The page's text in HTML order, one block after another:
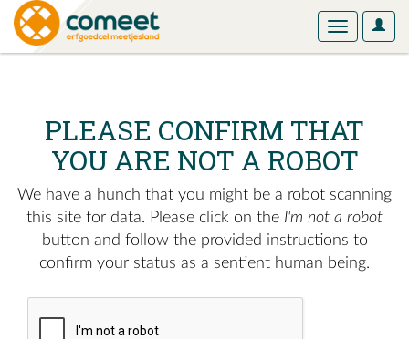
User
Toggle
PLEASE CONFIRM THAT
YOU ARE NOT A ROBOT
We have a hunch that you might be a robot scanning
this site for data. Please click on the I'm not a robot
button and follow the provided instructions to
confirm your status as a sentient human being.